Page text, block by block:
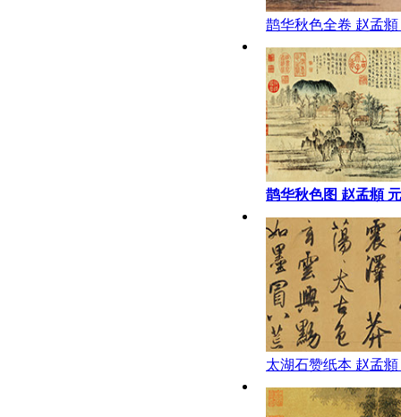
鹊华秋色全卷 赵孟
鹊华秋色图 赵孟頫
太湖石赞纸本 赵孟